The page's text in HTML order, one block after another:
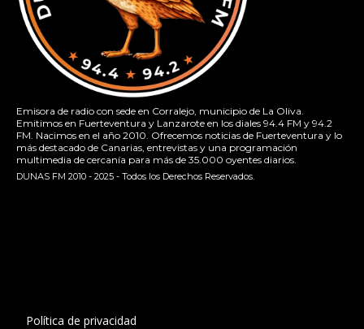
Emisora de radio con sede en Corralejo, municipio de La Oliva.
Emitimos en Fuerteventura y Lanzarote en los diales 94.4 FM y 94.2
FM. Nacimos en el año 2010. Ofrecemos noticias de Fuerteventura y lo
más destacado de Canarias, entrevistas y una programación
multimedia de cercanía para más de 35.000 oyentes diarios.
DUNAS FM 2010 - 2025 - Todos los Derechos Reservados.
Política de privacidad